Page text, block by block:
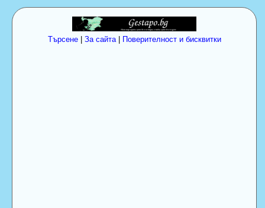
Търсене| За сайта| Поверителност и бисквитки